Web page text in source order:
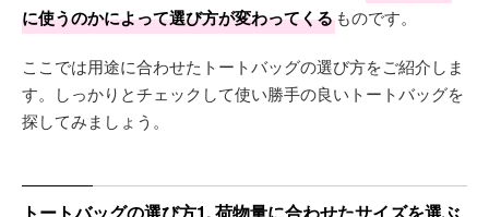
に使うのかによって選び方が変わってくる ものです。
ここでは用途に合わせたトートバッグの選び方をご紹介しま
す。しっかりとチェックして使い勝手の良いトートバッグを
探してみましょう。